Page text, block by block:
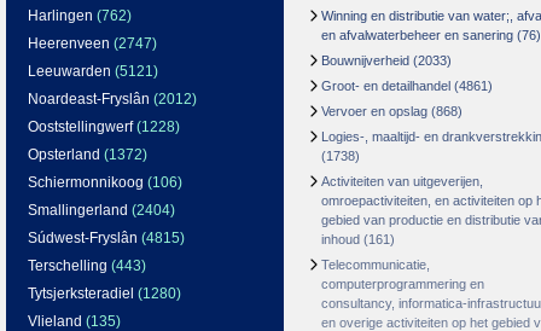
Harlingen (762)
Heerenveen (2747)
Leeuwarden (5121)
Noardeast-Fryslân (2012)
Ooststellingwerf(1228)
Opsterland (1372)
Schiermonnikoog (106)
Smallingerland (2404)
Súdwest-Fryslân (4815)
Terschelling (443)
Tytsjerksteradiel (1280)
Vlieland (135)
Winning en distributie van water;,
en afvalwaterbeheer en sanering (76)
Bouwnijverheid (2033)
Groot- en detailhandel (4861)
Vervoer en opslag (868)
Logies-, maaltijd- en
(1738)
Activiteiten van uitgeverijen,
omroepactiviteiten, en activiteiten op
gebied van productie en distributie
inhoud (161)
Telecommunicatie,
computerprogrammering en
consultancy, informatica-
en overige activiteiten op het gebied